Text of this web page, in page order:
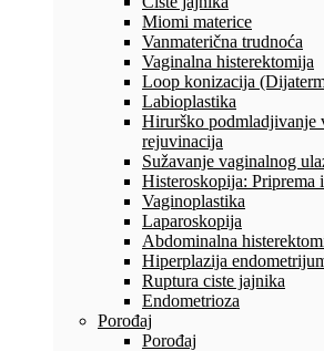
Miomi materice
Vanmaterična trudnoća
Vaginalna histerektomija
Loop konizacija
Labioplastika
Hirurško podmladjivanje
rejuvinacija
Sužavanje vaginalnog
Histeroskopija: Priprema
Vaginoplastika
Laparoskopija
Abdominalna
Hiperplazija
Ruptura ciste jajnika
Endometrioza
Porođaj
Porođaj